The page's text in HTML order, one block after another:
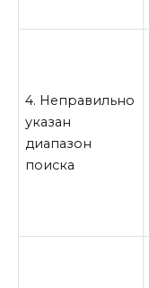
4. Неправильно
указан
диапазон
поиска